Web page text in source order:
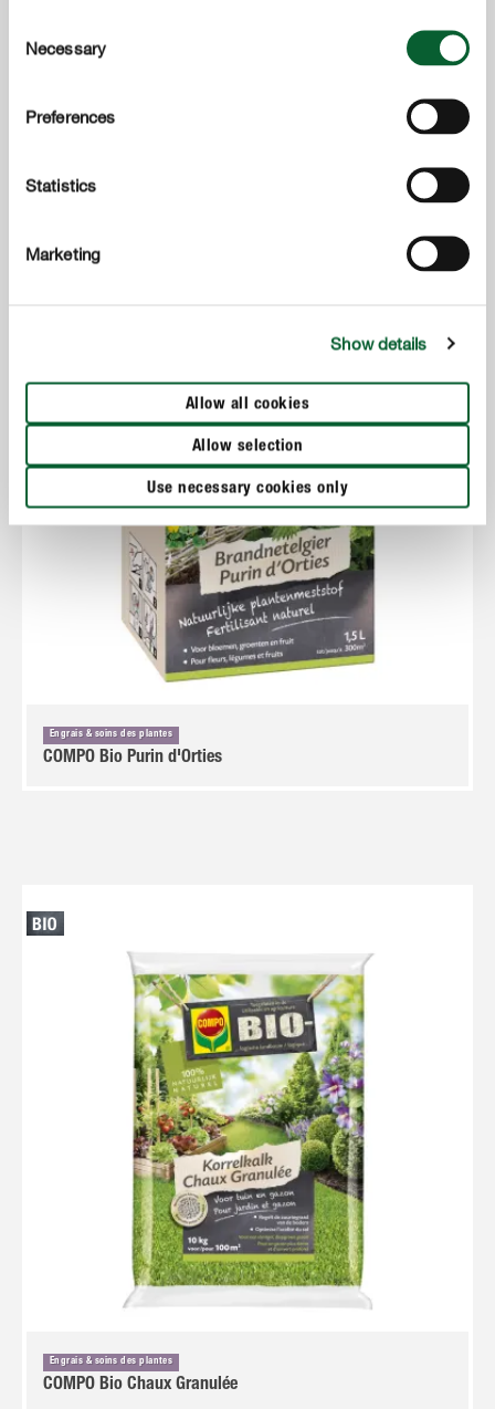
Selection
Necessary
Preferences
Statistics
Marketing
Show details
Allow all cookies
Allow selection
Use necessary cookies only
Engrais & soins des plantes
Engrais & soins des plantes
COMPO Bio Purin d'Orties
Engrais & soins des plantes
COMPO Bio Chaux Granulée